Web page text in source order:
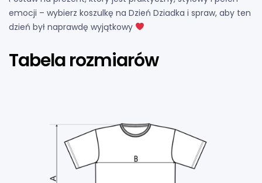
emocji – wybierz koszulkę na Dzień Dziadka i spraw, aby ten
dzień był naprawdę wyjątkowy
Tabela rozmiarów